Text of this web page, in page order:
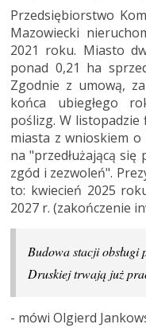
Przedsiębiorstwo
Mazowiecki
2021 roku. Miasto
ponad 0,21 ha
Zgodnie z umową,
końca ubiegłego
poślizg. W listopadzie
miasta z wnioskiem
na "przedłużającą
zgód i zezwoleń".
to: kwiecień 2025
2027 r. (zakończenie
Budowa stacji obsługi
Druskiej trwają już
- mówi Olgierd